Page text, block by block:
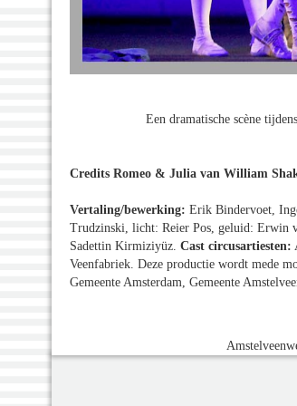
Een dramatische scène
Credits Romeo & Julia van William
Vertaling/bewerking: Erik Bindervoet,
Trudzinski, licht: Reier Pos, geluid: Erwin
Sadettin Kirmiziyüz. Cast circusartiesten:
Veenfabriek. Deze productie wordt mede
Gemeente Amsterdam, Gemeente